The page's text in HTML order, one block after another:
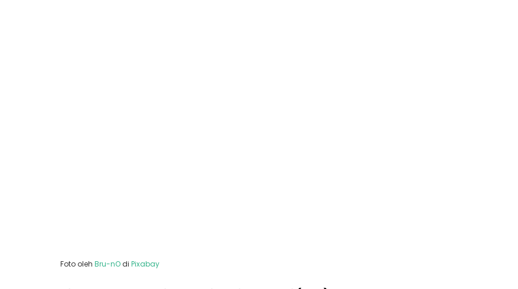
Sebaliknya, website yang “lelet” sering kali dicap sebagai bisnis yang tidak terurus atau bahkan tidak